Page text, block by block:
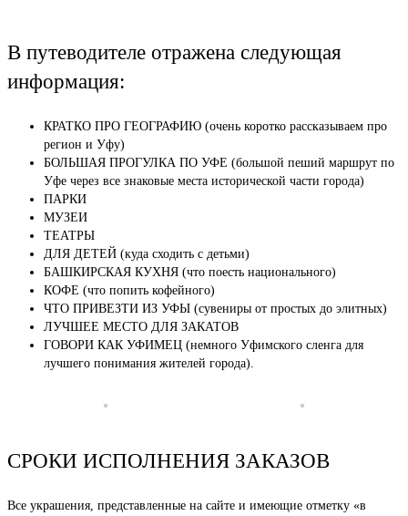
В путеводителе отражена следующая
информация:
КРАТКО ПРО ГЕОГРАФИЮ (очень коротко рассказываем про
регион и Уфу)
БОЛЬШАЯ ПРОГУЛКА ПО УФЕ (большой пеший маршрут по
Уфе через все знаковые места исторической части города)
ПАРКИ
МУЗЕИ
ТЕАТРЫ
ДЛЯ ДЕТЕЙ (куда сходить с детьми)
БАШКИРСКАЯ КУХНЯ (что поесть национального)
КОФЕ (что попить кофейного)
ЧТО ПРИВЕЗТИ ИЗ УФЫ (сувениры от простых до элитных)
ЛУЧШЕЕ МЕСТО ДЛЯ ЗАКАТОВ
ГОВОРИ КАК УФИМЕЦ (немного Уфимского сленга для
лучшего понимания жителей города).
СРОКИ ИСПОЛНЕНИЯ ЗАКАЗОВ
Все украшения, представленные на сайте и имеющие отметку «в